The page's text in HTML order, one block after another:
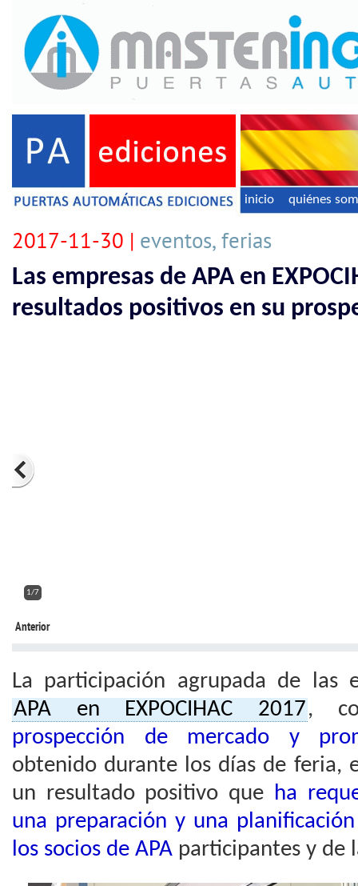
inicio quiénes
2017-11-30 | eventos, ferias
Las empresas de APA en
resultados positivos en su
2/7
Anterior
La participación agrupada de las
APA en EXPOCIHAC 2017,
prospección de mercado y
obtenido durante los días de feria,
un resultado positivo que ha
una preparación y una
los socios de APA participantes y de